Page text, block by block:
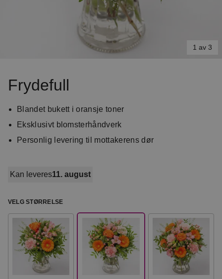
1 av 3
Frydefull
Blandet bukett i oransje toner
Eksklusivt blomsterhåndverk
Personlig levering til mottakerens dør
Kan leveres11. august
VELG STØRRELSE